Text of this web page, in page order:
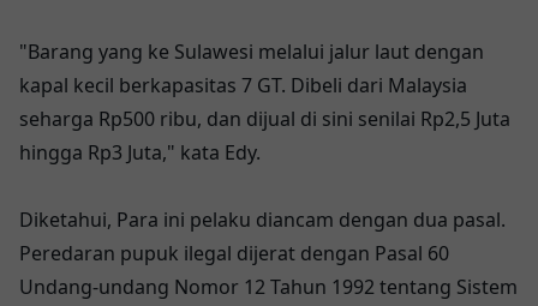
"Barang yang ke Sulawesi melalui jalur laut dengan
kapal kecil berkapasitas 7 GT. Dibeli dari Malaysia
seharga Rp500 ribu, dan dijual di sini senilai Rp2,5 Juta
hingga Rp3 Juta," kata Edy.
Diketahui, Para ini pelaku diancam dengan dua pasal.
Peredaran pupuk ilegal dijerat dengan Pasal 60
Undang-undang Nomor 12 Tahun 1992 tentang Sistem